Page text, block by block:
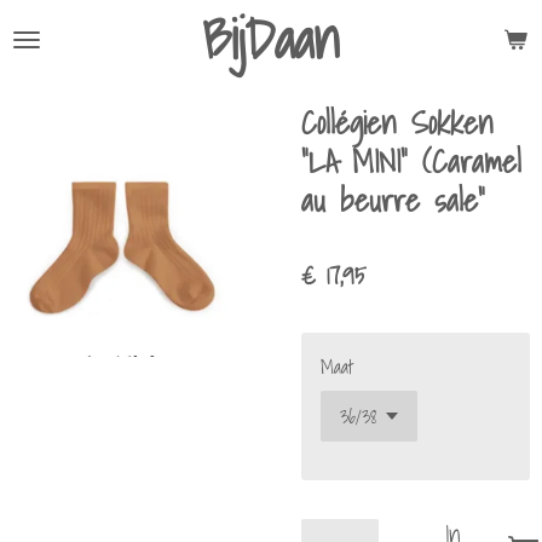
direct
BijDaan
Collégien Sokken
"LA MINI" (Caramel
au beurre sale"
€ 17,95
Maat